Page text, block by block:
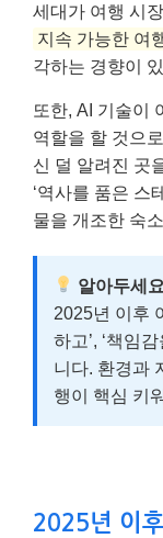
세대가 여행 시
지속 가능한 여
각하는 경향이
또한, AI 기술이
역할을 할 것으
신 덜 알려진 곳
‘역사를 품은 스
물을 개조한 숙
알아두세
2025년 이후
하고’, ‘책임
니다. 환경과
행이 핵심 키
2025년 이